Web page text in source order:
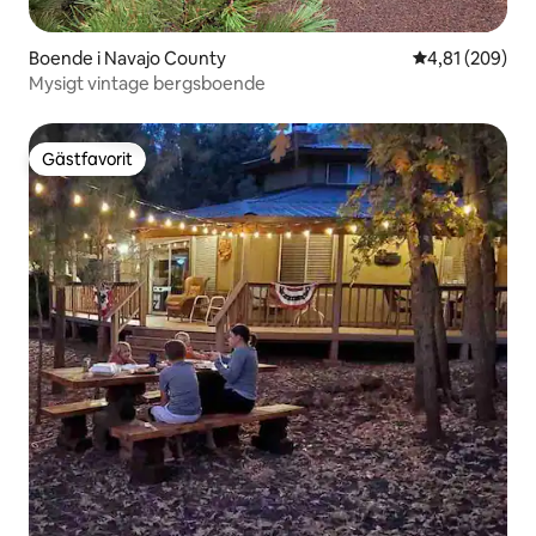
Boende i Navajo County 4,81 av 5 i
4,81 (209)
Mysigt vintage bergsboende
Gästfavorit
Gästfavorit